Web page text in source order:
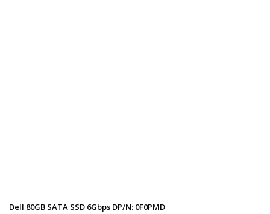
Dell 80GB SATA SSD 6Gbps DP/N: 0F0PMD